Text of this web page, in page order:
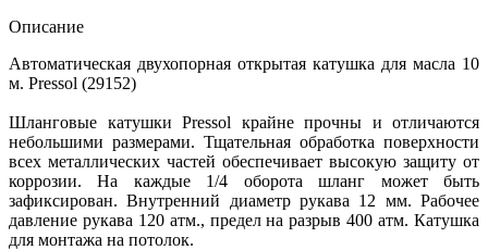
Описание
Автоматическая двухопорная открытая катушка для масла 10
м. Pressol (29152)
Шланговые катушки Pressol крайне прочны и отличаются
небольшими размерами. Тщательная обработка поверхности
всех металлических частей обеспечивает высокую защиту от
коррозии. На каждые 1/4 оборота шланг может быть
зафиксирован. Внутренний диаметр рукава 12 мм. Рабочее
давление рукава 120 атм., предел на разрыв 400 атм. Катушка
для монтажа на потолок.